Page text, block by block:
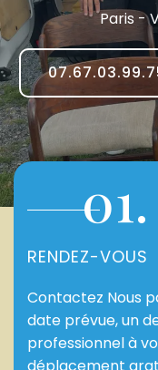
Paris -
01.
RENDEZ-VOUS
Contactez Nous
date prévue, un
professionnel à